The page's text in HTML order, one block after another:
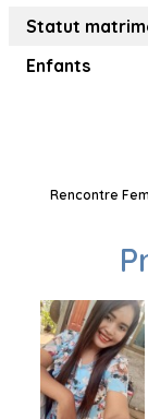
Statut
Enfants
Rencontre